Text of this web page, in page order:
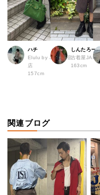
ハチ
Elulu by JAM 原宿
店
157cm
しんたろー
古着屋JAM
163cm
関連ブログ